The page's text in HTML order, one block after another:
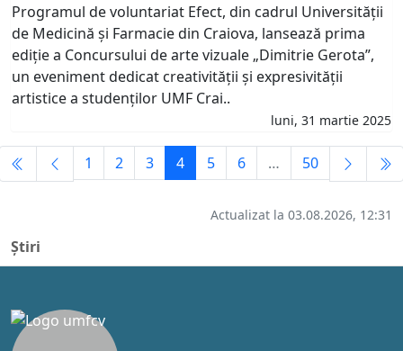
Știri
Programul de voluntariat Efect, din cadrul Universității
de Medicină și Farmacie din Craiova, lansează prima
ediție a Concursului de arte vizuale „Dimitrie Gerota”,
un eveniment dedicat creativității și expresivității
artistice a studenților UMF Crai..
luni, 31 martie 2025
1 2 3 4 5 6 … 50
Actualizat la 03.08.2026, 12:31